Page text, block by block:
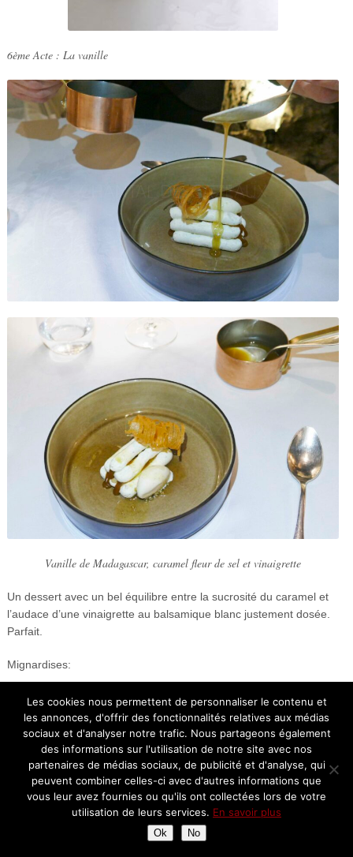
6ème Acte : La vanille
Vanille de Madagascar, caramel fleur de sel et vinaigrette
Un dessert avec un bel équilibre entre la sucrosité du caramel et
l’audace d’une vinaigrette au balsamique blanc justement dosée.
Parfait.
Mignardises:
Les cookies nous permettent de personnaliser le contenu et
les annonces, d'offrir des fonctionnalités relatives aux médias
sociaux et d'analyser notre trafic. Nous partageons également
des informations sur l'utilisation de notre site avec nos
partenaires de médias sociaux, de publicité et d'analyse, qui
peuvent combiner celles-ci avec d'autres informations que
vous leur avez fournies ou qu'ils ont collectées lors de votre
utilisation de leurs services. En savoir plus
Ok No